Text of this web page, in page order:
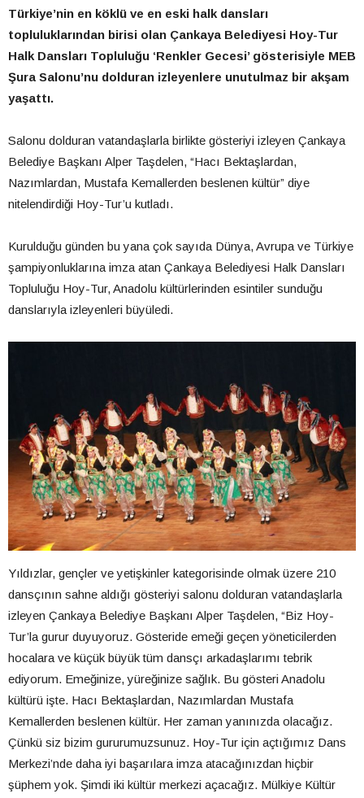
Türkiye’nin en köklü ve en eski halk dansları
topluluklarından birisi olan Çankaya Belediyesi Hoy-Tur
Halk Dansları Topluluğu ‘Renkler Gecesi’ gösterisiyle MEB
Şura Salonu’nu dolduran izleyenlere unutulmaz bir akşam
yaşattı.
Salonu dolduran vatandaşlarla birlikte gösteriyi izleyen Çankaya
Belediye Başkanı Alper Taşdelen, “Hacı Bektaşlardan,
Nazımlardan, Mustafa Kemallerden beslenen kültür” diye
nitelendirdiği Hoy-Tur’u kutladı.
Kurulduğu günden bu yana çok sayıda Dünya, Avrupa ve Türkiye
şampiyonluklarına imza atan Çankaya Belediyesi Halk Dansları
Topluluğu Hoy-Tur, Anadolu kültürlerinden esintiler sunduğu
danslarıyla izleyenleri büyüledi.
Yıldızlar, gençler ve yetişkinler kategorisinde olmak üzere 210
dansçının sahne aldığı gösteriyi salonu dolduran vatandaşlarla
izleyen Çankaya Belediye Başkanı Alper Taşdelen, “Biz Hoy-
Tur’la gurur duyuyoruz. Gösteride emeği geçen yöneticilerden
hocalara ve küçük büyük tüm dansçı arkadaşlarımı tebrik
ediyorum. Emeğinize, yüreğinize sağlık. Bu gösteri Anadolu
kültürü işte. Hacı Bektaşlardan, Nazımlardan Mustafa
Kemallerden beslenen kültür. Her zaman yanınızda olacağız.
Çünkü siz bizim gururumuzsunuz. Hoy-Tur için açtığımız Dans
Merkezi’nde daha iyi başarılara imza atacağınızdan hiçbir
şüphem yok. Şimdi iki kültür merkezi açacağız. Mülkiye Kültür